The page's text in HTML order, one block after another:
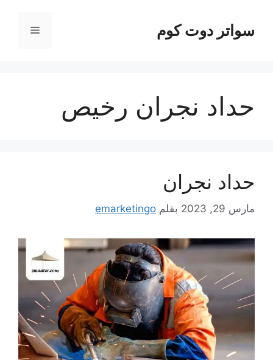
المحتوىسواتر دوت كوم القائمة
حداد نجران رخيص
حداد نجران
مارس 29, 2023 بقلم emarketingo